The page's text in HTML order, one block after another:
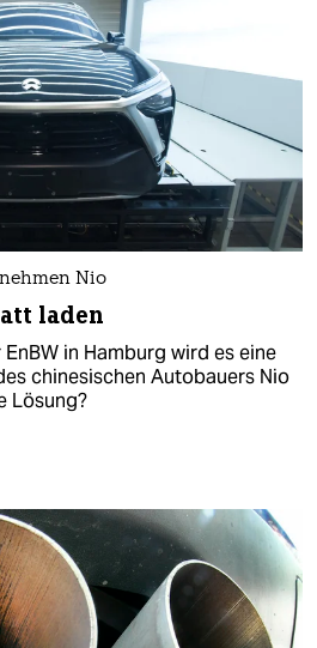
Nio
laden
in Hamburg wird es eine
chinesischen Autobauers Nio
Lösung?